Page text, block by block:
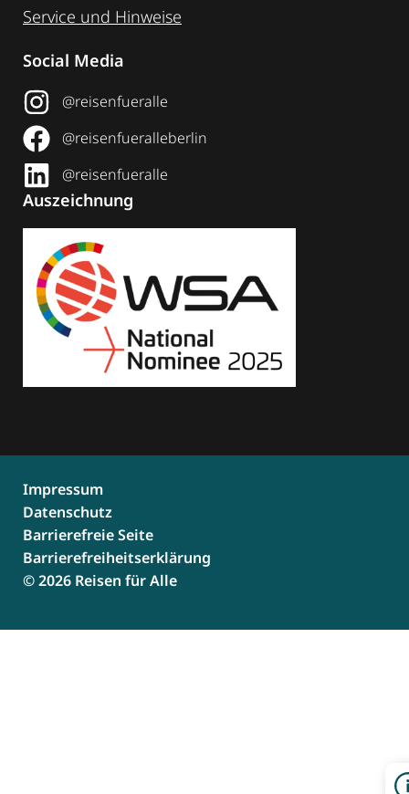
Service und Hinweise
Social Media
@reisenfueralle
@reisenfueralleberlin
@reisenfueralle
Auszeichnung
© 2026 Reisen für Alle
Impressum
Datenschutz
Barrierefreie Seite
Barrierefreiheitserklärung